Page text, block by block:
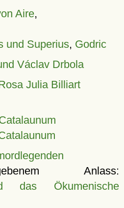
Aire,
und Superius, Godric
Václav Drbola
Julia Billiart
Anlass:
das Ökumenische